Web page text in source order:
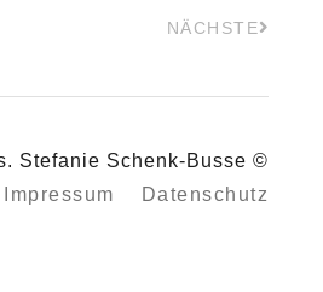
NÄCHSTE
Stefanie Schenk-Busse ©
Impressum
Datenschutz